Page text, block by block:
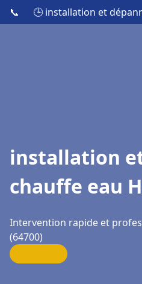
📞 🕒 installation et
installation
chauffe eau
Intervention rapide et
(64700)